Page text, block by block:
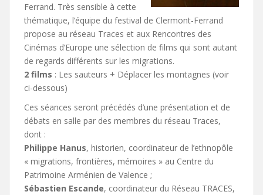
Ferrand. Très sensible à cette
thématique, l’équipe du festival de Clermont-Ferrand
propose au réseau Traces et aux Rencontres des
Cinémas d’Europe une sélection de films qui sont autant
de regards différents sur les migrations.
2 films : Les sauteurs + Déplacer les montagnes (voir
ci-dessous)
Ces séances seront précédés d’une présentation et de
débats en salle par des membres du réseau Traces,
dont :
Philippe Hanus, historien, coordinateur de l’ethnopôle
« migrations, frontières, mémoires » au Centre du
Patrimoine Arménien de Valence ;
Sébastien Escande, coordinateur du Réseau TRACES,